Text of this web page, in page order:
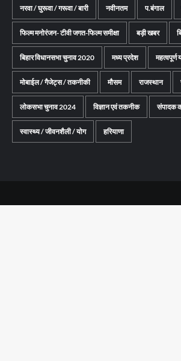
नरवा / घुरूवा / गरूवा / बारी नवीनतम प.बंगाल
फिल्म मनोरंजन- टीवी जगत-फिल्म समीक्षा बड़ी खबर
बिहार विधानसभा चुनाव 2020 मध्य प्रदेश महत्वपूर्ण
मोबाईल / गैजेट्स / तकनीकी मौसम राजस्थान
लोकसभा चुनाव 2024 विज्ञान एवं तकनीक संपादक
स्वास्थ्य / जीवनशैली / योग हरियाणा